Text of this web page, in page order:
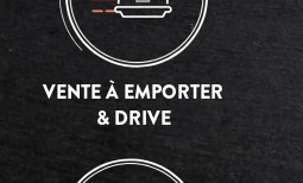
VENTE À EMPORTER
& DRIVE